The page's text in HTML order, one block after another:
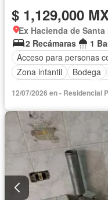
$ 1,129,000
Ex Hacienda de
2 Recámaras
1
Acceso para personas
Zona infantil
Bodega
Cuarto de servicio
Gimnasio
Sala polivalente
Parcialmente amueblado
12/07/2026 en - Residencial